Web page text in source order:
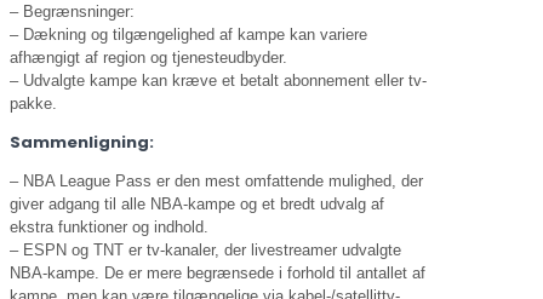
– Begrænsninger:
– Dækning og tilgængelighed af kampe kan variere
afhængigt af region og tjenesteudbyder.
– Udvalgte kampe kan kræve et betalt abonnement eller tv-
pakke.
Sammenligning:
– NBA League Pass er den mest omfattende mulighed, der
giver adgang til alle NBA-kampe og et bredt udvalg af
ekstra funktioner og indhold.
– ESPN og TNT er tv-kanaler, der livestreamer udvalgte
NBA-kampe. De er mere begrænsede i forhold til antallet af